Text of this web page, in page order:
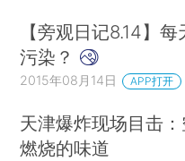
【旁观日记8.14】
污染？
2015年08月14日 APP打开
天津爆炸现场目击
燃烧的味道